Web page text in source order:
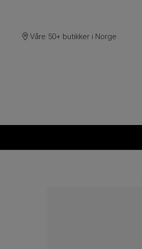
Våre 50+ butikker i Norge